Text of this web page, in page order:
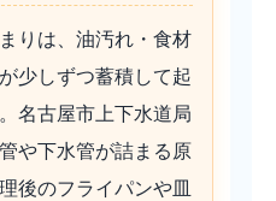
りは、油汚れ・食材
少しずつ蓄積して起
名古屋市上下水道局
や下水管が詰まる原
後のフライパンや皿